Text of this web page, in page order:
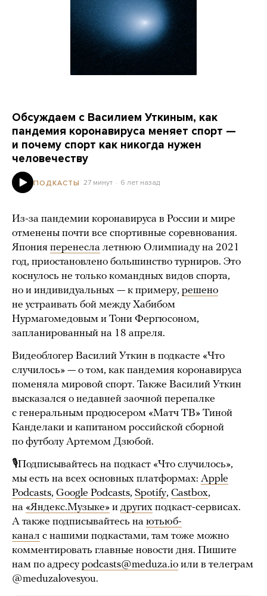
Обсуждаем с Василием Уткиным, как
пандемия коронавируса меняет спорт —
и почему спорт как никогда нужен
человечеству
ПОДКАСТЫ 27 минут 6 лет назад
Из-за пандемии коронавируса в России и мире
отменены почти все спортивные соревнования.
Япония перенесла летнюю Олимпиаду на 2021
год, приостановлено большинство турниров. Это
коснулось не только командных видов спорта,
но и индивидуальных — к примеру, решено
не устраивать бой между Хабибом
Нурмагомедовым и Тони Фергюсоном,
запланированный на 18 апреля.
Видеоблогер Василий Уткин в подкасте «Что
случилось» — о том, как пандемия коронавируса
поменяла мировой спорт. Также Василий Уткин
высказался о недавней заочной перепалке
с генеральным продюсером «Матч ТВ» Тиной
Канделаки и капитаном российской сборной
по футболу Артемом Дзюбой.
🎙Подписывайтесь на подкаст «Что случилось»,
мы есть на всех основных платформах: Apple
Podcasts, Google Podcasts, Spotify, Castbox,
на «Яндекс.Музыке» и других подкаст-сервисах.
А также подписывайтесь на ютьюб-
канал с нашими подкастами, там тоже можно
комментировать главные новости дня. Пишите
нам по адресуpodcasts@meduza.io или в телеграм
@meduzalovesyou.